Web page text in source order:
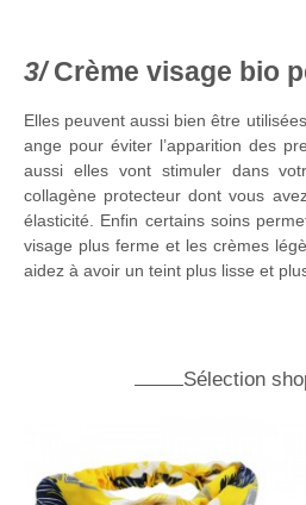
Crème visage bio
Elles peuvent aussi bien être
ange pour éviter l’apparition des
aussi elles vont stimuler dans
collagène protecteur dont vous
élasticité. Enfin certains soins
visage plus ferme et les crèmes
aidez à avoir un teint plus lisse et
Sélection